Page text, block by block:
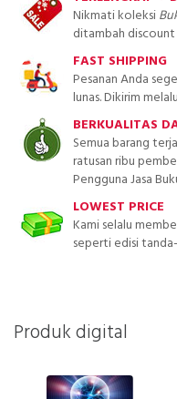
Nikmati koleksi
ditambah discount
FAST SHIPPING
Pesanan Anda
lunas. Dikirim
BERKUALITAS
Semua barang
ratusan ribu
Pengguna Jasa
LOWEST PRICE
Kami selalu
seperti edisi
Produk digital